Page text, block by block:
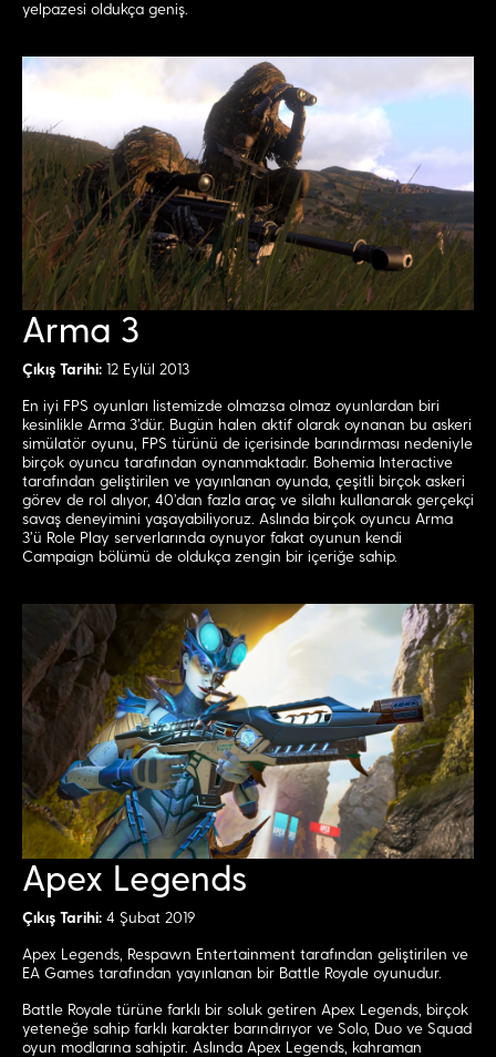
yelpazesi oldukça geniş.
Arma 3
Çıkış Tarihi: 12 Eylül 2013
En iyi FPS oyunları listemizde olmazsa olmaz oyunlardan biri
kesinlikle Arma 3’dür. Bugün halen aktif olarak oynanan bu askeri
simülatör oyunu, FPS türünü de içerisinde barındırması nedeniyle
birçok oyuncu tarafından oynanmaktadır. Bohemia Interactive
tarafından geliştirilen ve yayınlanan oyunda, çeşitli birçok askeri
görev de rol alıyor, 40’dan fazla araç ve silahı kullanarak gerçekçi
savaş deneyimini yaşayabiliyoruz. Aslında birçok oyuncu Arma
3’ü Role Play serverlarında oynuyor fakat oyunun kendi
Campaign bölümü de oldukça zengin bir içeriğe sahip.
Apex Legends
Çıkış Tarihi: 4 Şubat 2019
Apex Legends, Respawn Entertainment tarafından geliştirilen ve
EA Games tarafından yayınlanan bir Battle Royale oyunudur.
Battle Royale türüne farklı bir soluk getiren Apex Legends, birçok
yeteneğe sahip farklı karakter barındırıyor ve Solo, Duo ve Squad
oyun modlarına sahiptir. Aslında Apex Legends, kahraman